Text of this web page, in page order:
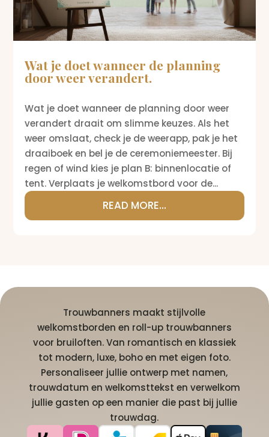
Wat je doet wanneer de planning
door weer verandert.
Wat je doet wanneer de planning door weer
verandert draait om slimme keuzes. Als het
weer omslaat, check je de weerapp, pak je het
draaiboek en bel je de ceremoniemeester. Bij
regen of wind kies je plan B: binnenlocatie of
tent. Verplaats je welkomstbord voor de...
READ MORE...
Trouwbanners maakt stijlvolle
welkomstborden en roll-up trouwbanners
voor bruiloften. Van romantisch en klassiek
tot modern, luxe, boho en met eigen foto.
Personaliseer jullie ontwerp met namen,
trouwdatum en welkomsttekst en verwelkom
jullie gasten op een manier die past bij jullie
trouwdag.